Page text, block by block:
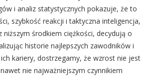
i analiz statystycznych pokazuje, że to
szybkość reakcji i taktyczna inteligencja,
niższym środkiem ciężkości, decydują o
historie najlepszych zawodników i
kariery, dostrzegamy, że wzrost nie jest
nie najważniejszym czynnikiem